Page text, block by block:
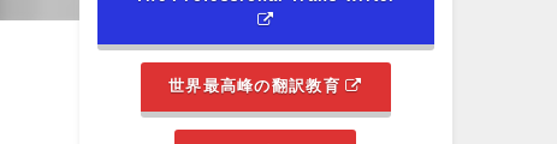
世界最高峰の翻訳教育